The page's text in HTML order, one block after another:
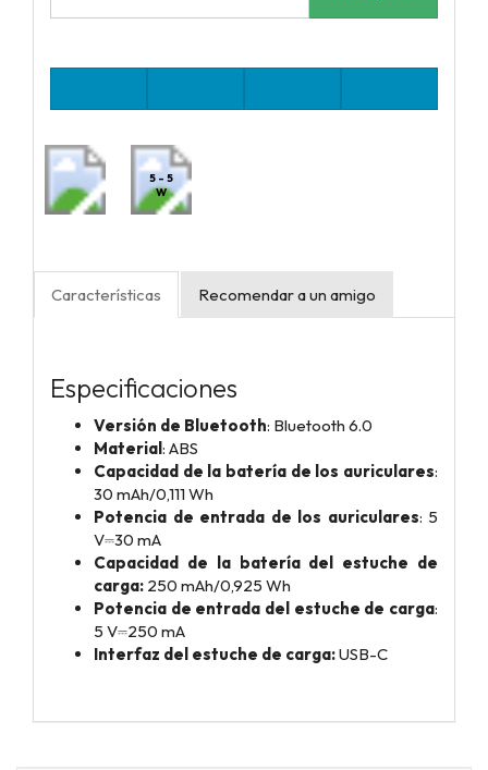
5 - 5
W
Características Recomendar a un amigo
Especificaciones
Versión de Bluetooth: Bluetooth 6.0
Material: ABS
Capacidad de la batería de los auriculares:
30 mAh/0,111 Wh
Potencia de entrada de los auriculares: 5
V⎓30 mA
Capacidad de la batería del estuche de
carga: 250 mAh/0,925 Wh
Potencia de entrada del estuche de carga:
5 V⎓250 mA
Interfaz del estuche de carga:USB-C